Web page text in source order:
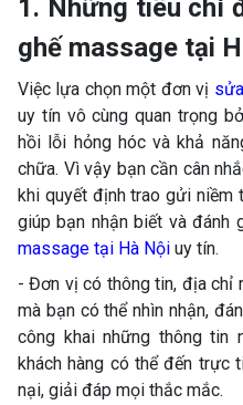
1. Những tiêu chí
ghế massage tại
Việc lựa chọn một đơn vị
uy tín vô cùng quan trọng
hồi lỗi hỏng hóc và khả
chữa. Vì vậy bạn cần cân
khi quyết định trao gửi
giúp bạn nhận biết và
massage tại Hà Nội uy tín.
- Đơn vị có thông tin, địa chỉ
mà bạn có thể nhìn nhận,
công khai những thông
khách hàng có thể đến trực
nại, giải đáp mọi thắc mắc.